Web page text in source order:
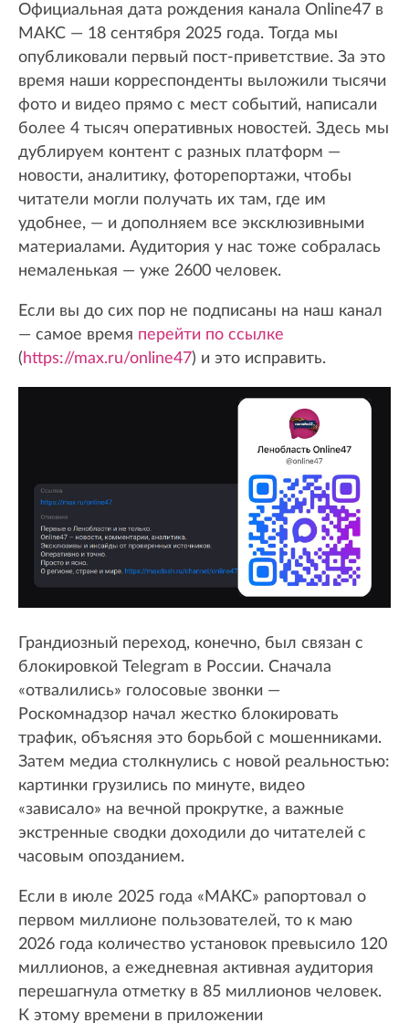
Официальная дата рождения канала Online47 в
МАКС — 18 сентября 2025 года. Тогда мы
опубликовали первый пост-приветствие. За это
время наши корреспонденты выложили тысячи
фото и видео прямо с мест событий, написали
более 4 тысяч оперативных новостей. Здесь мы
дублируем контент с разных платформ —
новости, аналитику, фоторепортажи, чтобы
читатели могли получать их там, где им
удобнее, — и дополняем все эксклюзивными
материалами. Аудитория у нас тоже собралась
немаленькая — уже 2600 человек.
Если вы до сих пор не подписаны на наш канал
— самое время перейти по ссылке
(https://max.ru/online47) и это исправить.
Грандиозный переход, конечно, был связан с
блокировкой Telegram в России. Сначала
«отвалились» голосовые звонки —
Роскомнадзор начал жестко блокировать
трафик, объясняя это борьбой с мошенниками.
Затем медиа столкнулись с новой реальностью:
картинки грузились по минуте, видео
«зависало» на вечной прокрутке, а важные
экстренные сводки доходили до читателей с
часовым опозданием.
Если в июле 2025 года «МАКС» рапортовал о
первом миллионе пользователей, то к маю
2026 года количество установок превысило 120
миллионов, а ежедневная активная аудитория
перешагнула отметку в 85 миллионов человек.
К этому времени в приложении